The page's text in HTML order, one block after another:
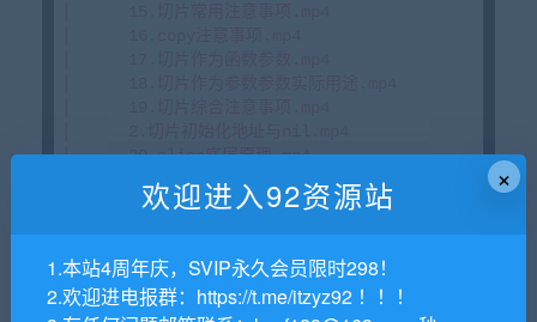
×
欢迎进入92资源站
1.本站4周年庆，SVIP永久会员限时298！
2.欢迎进电报群：https://t.me/itzyz92 ！！！